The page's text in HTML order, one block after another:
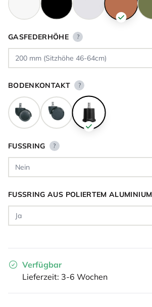
GASFEDERHÖHE ?
BODENKONTAKT ?
FUSSRING ?
FUSSRING AUS POLIERTEM ALUMINIUM
Verfügbar
Lieferzeit: 3-6 Wochen